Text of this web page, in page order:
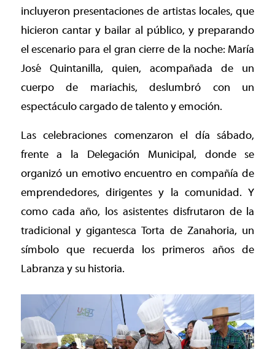
incluyeron presentaciones de artistas locales, que
hicieron cantar y bailar al público, y preparando
el escenario para el gran cierre de la noche: María
José Quintanilla, quien, acompañada de un
cuerpo de mariachis, deslumbró con un
espectáculo cargado de talento y emoción.
Las celebraciones comenzaron el día sábado,
frente a la Delegación Municipal, donde se
organizó un emotivo encuentro en compañía de
emprendedores, dirigentes y la comunidad. Y
como cada año, los asistentes disfrutaron de la
tradicional y gigantesca Torta de Zanahoria, un
símbolo que recuerda los primeros años de
Labranza y su historia.